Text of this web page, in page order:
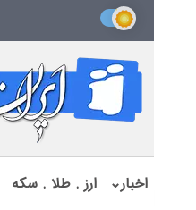
اخبار⌄ ارز . طلا . سکه